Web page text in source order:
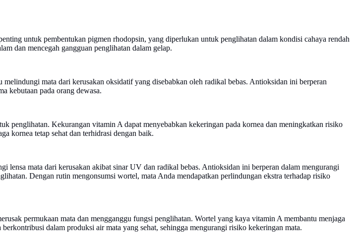
untuk pembentukan pigmen rhodopsin, yang diperlukan untuk penglihatan dalam kondisi cahaya rendah
dan mencegah gangguan penglihatan dalam gelap.
mata dari kerusakan oksidatif yang disebabkan oleh radikal bebas. Antioksidan ini berperan
kebutaan pada orang dewasa.
penglihatan. Kekurangan vitamin A dapat menyebabkan kekeringan pada kornea dan meningkatkan risiko
kornea tetap sehat dan terhidrasi dengan baik.
mata dari kerusakan akibat sinar UV dan radikal bebas. Antioksidan ini berperan dalam mengurangi
Dengan rutin mengonsumsi wortel, mata Anda mendapatkan perlindungan ekstra terhadap risiko
permukaan mata dan mengganggu fungsi penglihatan. Wortel yang kaya vitamin A membantu menjaga
dalam produksi air mata yang sehat, sehingga mengurangi risiko kekeringan mata.